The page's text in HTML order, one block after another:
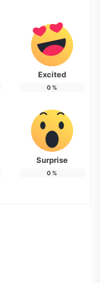
Excited
0%
Surprise
0%